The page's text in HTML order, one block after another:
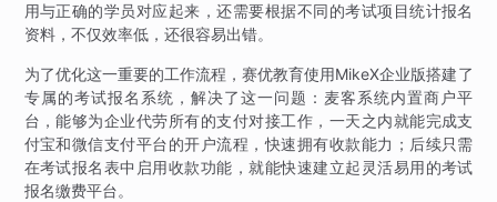
用与正确的学员对应起来，还需要根据不同的考试项目统计报名
资料，不仅效率低，还很容易出错。
为了优化这一重要的工作流程，赛优教育使用MikeX企业版搭建了
专属的考试报名系统，解决了这一问题：麦客系统内置商户平
台，能够为企业代劳所有的支付对接工作，一天之内就能完成支
付宝和微信支付平台的开户流程，快速拥有收款能力；后续只需
在考试报名表中启用收款功能，就能快速建立起灵活易用的考试
报名缴费平台。